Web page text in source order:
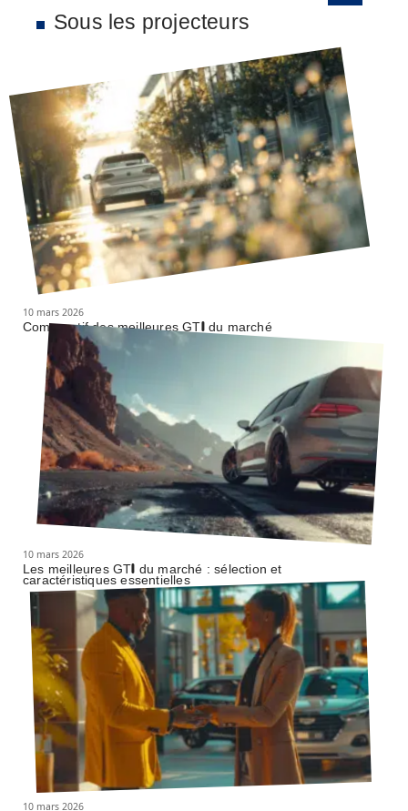
Sous les projecteurs
10 mars 2026
Comparatif des meilleures GTI du marché
10 mars 2026
Les meilleures GTI du marché : sélection et
caractéristiques essentielles
10 mars 2026